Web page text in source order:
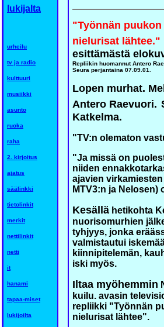
lukijalta
urheilu
tv ja radio
kulttuuri
musiikki
asunto
ruoka
raha
2. kirjoitus
ajatus
säälinkki
tietolinkit
merkit
nettilinkit
netti
it
hanami
tapaa-miset
lukijoilta
"Työnnän
nielurisat lähtee."
esittämästä
Repliikin huomannut Antero
Seura perjantaina 07.09.01.
Lopen murhat.
Antero Raevuori.
Katkelma.
"TV:n olematon
"Ja missä on
niiden
ajavien
MTV3:n ja
Kesällä hetikohta
nuorisomurhien
tyhjyys, jonka
valmistautui
kiinnipitelemän,
iski myös.
Iltaa myöhemmin
kuilu. avasin
repliikki "Työnnän
nielurisat lähtee".